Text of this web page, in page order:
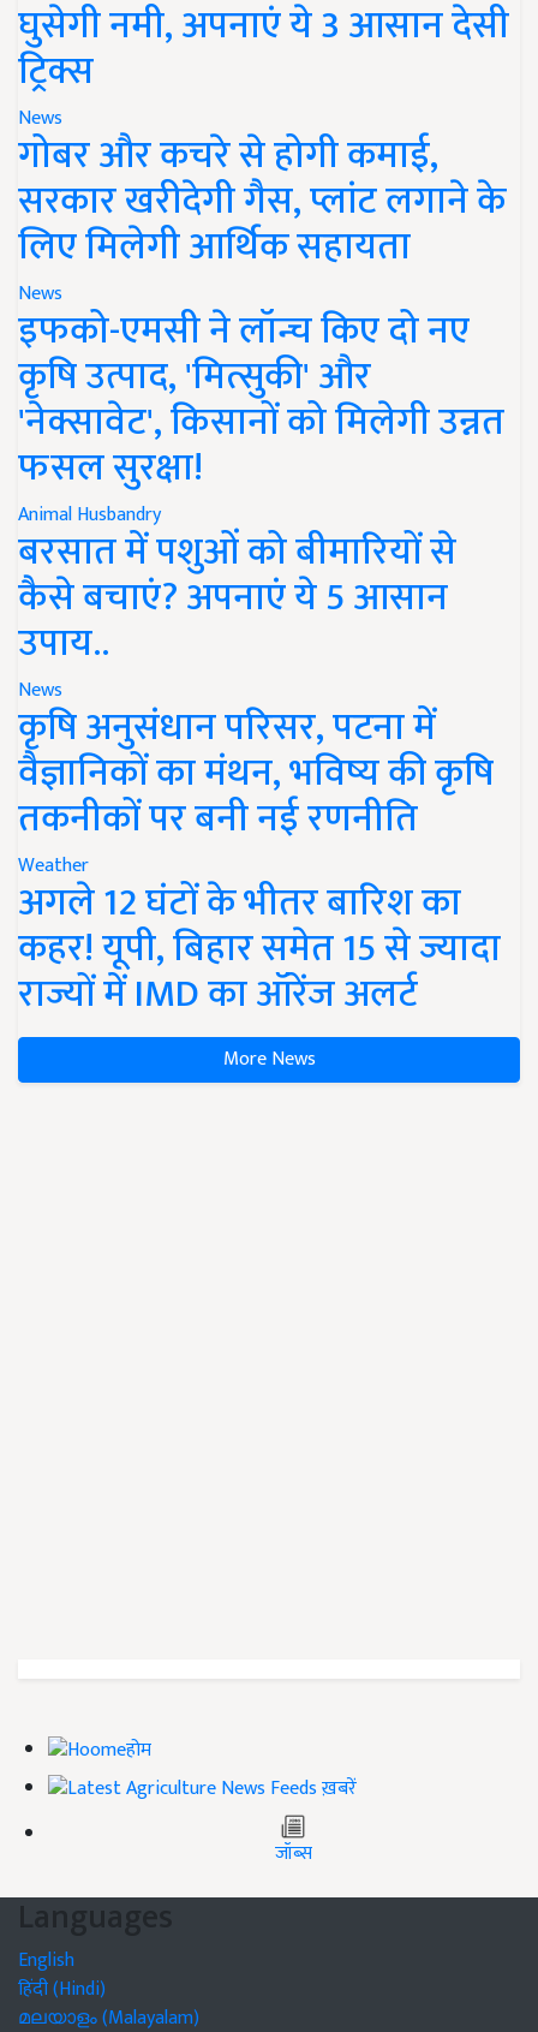
घुसेगी नमी, अपनाएं ये 3 आसान देसी
ट्रिक्स
News
गोबर और कचरे से होगी कमाई,
सरकार खरीदेगी गैस, प्लांट लगाने के
लिए मिलेगी आर्थिक सहायता
News
इफको-एमसी ने लॉन्च किए दो नए
कृषि उत्पाद, 'मित्सुकी' और
'नेक्सावेट', किसानों को मिलेगी उन्नत
फसल सुरक्षा!
Animal Husbandry
बरसात में पशुओं को बीमारियों से
कैसे बचाएं? अपनाएं ये 5 आसान
उपाय..
News
कृषि अनुसंधान परिसर, पटना में
वैज्ञानिकों का मंथन, भविष्य की कृषि
तकनीकों पर बनी नई रणनीति
Weather
अगले 12 घंटों के भीतर बारिश का
कहर! यूपी, बिहार समेत 15 से ज्यादा
राज्यों में IMD का ऑरेंज अलर्ट
More News
होम
ख़बरें
जॉब्स
Languages
English
हिंदी (Hindi)
മലയാളം (Malayalam)